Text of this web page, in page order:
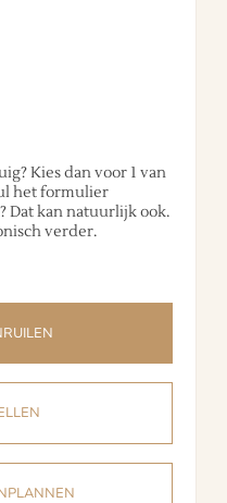
Kies dan voor 1 van
het formulier
Dat kan natuurlijk ook.
verder.